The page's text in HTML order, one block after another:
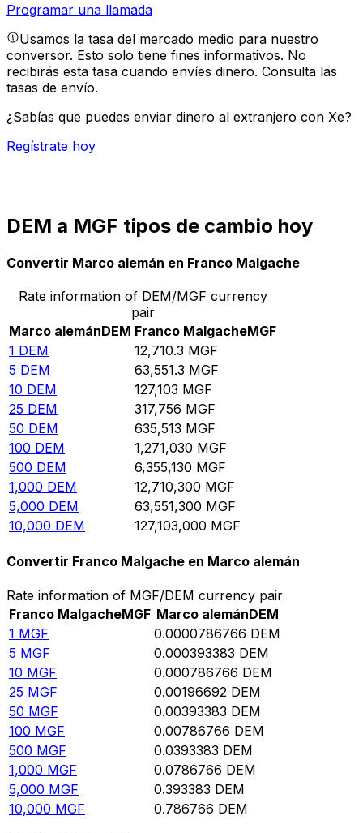
Programar una llamada
Usamos la tasa del mercado medio para nuestro
conversor. Esto solo tiene fines informativos. No
recibirás esta tasa cuando envíes dinero. Consulta las
tasas de envío.
¿Sabías que puedes enviar dinero al extranjero con Xe?
Regístrate hoy
DEM a MGF tipos de cambio hoy
Convertir Marco alemán en Franco Malgache
Rate information of DEM/MGF currency
pair
Marco alemánDEM Franco MalgacheMGF
1 DEM 12,710.3 MGF
5 DEM 63,551.3 MGF
10 DEM 127,103 MGF
25 DEM 317,756 MGF
50 DEM 635,513 MGF
100 DEM 1,271,030 MGF
500 DEM 6,355,130 MGF
1,000 DEM 12,710,300 MGF
5,000 DEM 63,551,300 MGF
10,000 DEM 127,103,000 MGF
Convertir Franco Malgache en Marco alemán
Rate information of MGF/DEM currency pair
Franco MalgacheMGF Marco alemánDEM
1 MGF 0.0000786766 DEM
5 MGF 0.000393383 DEM
10 MGF 0.000786766 DEM
25 MGF 0.00196692 DEM
50 MGF 0.00393383 DEM
100 MGF 0.00786766 DEM
500 MGF 0.0393383 DEM
1,000 MGF 0.0786766 DEM
5,000 MGF 0.393383 DEM
10,000 MGF 0.786766 DEM